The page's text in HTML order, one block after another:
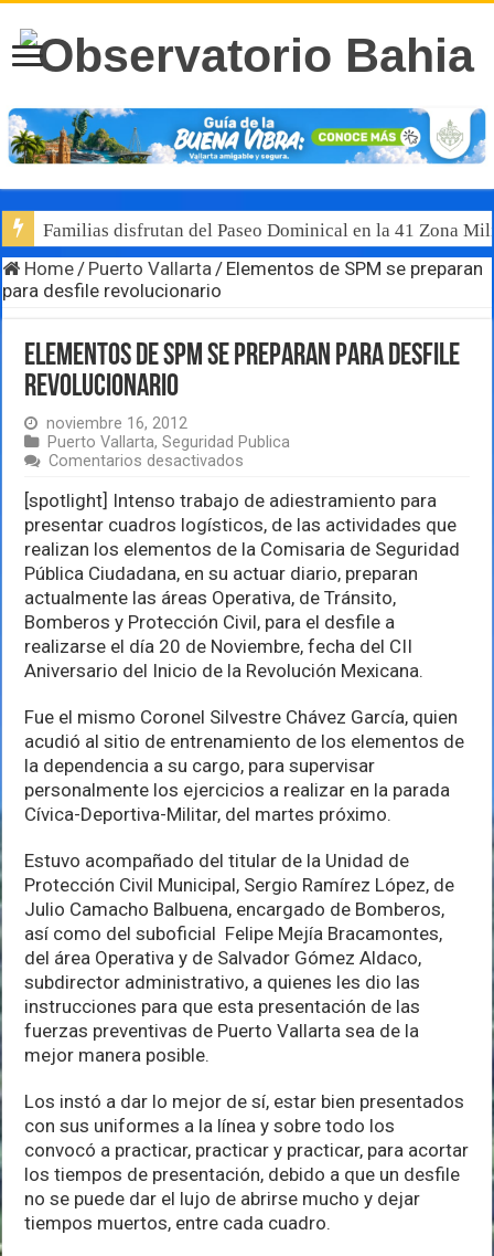
Familias disfrutan del Paseo Dominical en la 41 Zona
Home / Puerto Vallarta / Elementos de SPM se preparan
para desfile revolucionario
Elementos de SPM se preparan para desfile
revolucionario
noviembre 16, 2012
Puerto Vallarta,Seguridad Publica
Comentarios desactivados
de
se
preparan
para
desfile
revolucionario
[spotlight] Intenso trabajo de adiestramiento para
presentar cuadros logísticos, de las actividades que
realizan los elementos de la Comisaria de Seguridad
Pública Ciudadana, en su actuar diario, preparan
actualmente las áreas Operativa, de Tránsito,
Bomberos y Protección Civil, para el desfile a
realizarse el día 20 de Noviembre, fecha del CII
Aniversario del Inicio de la Revolución Mexicana.
Fue el mismo Coronel Silvestre Chávez García, quien
acudió al sitio de entrenamiento de los elementos de
la dependencia a su cargo, para supervisar
personalmente los ejercicios a realizar en la parada
Cívica-Deportiva-Militar, del martes próximo.
Estuvo acompañado del titular de la Unidad de
Protección Civil Municipal, Sergio Ramírez López, de
Julio Camacho Balbuena, encargado de Bomberos,
así como del suboficial Felipe Mejía Bracamontes,
del área Operativa y de Salvador Gómez Aldaco,
subdirector administrativo, a quienes les dio las
instrucciones para que esta presentación de las
fuerzas preventivas de Puerto Vallarta sea de la
mejor manera posible.
Los instó a dar lo mejor de sí, estar bien presentados
con sus uniformes a la línea y sobre todo los
convocó a practicar, practicar y practicar, para acortar
los tiempos de presentación, debido a que un desfile
no se puede dar el lujo de abrirse mucho y dejar
tiempos muertos, entre cada cuadro.